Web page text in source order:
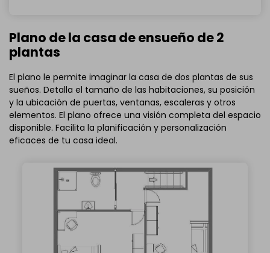
Plano de la casa de ensueño de 2
plantas
El plano le permite imaginar la casa de dos plantas de sus
sueños. Detalla el tamaño de las habitaciones, su posición
y la ubicación de puertas, ventanas, escaleras y otros
elementos. El plano ofrece una visión completa del espacio
disponible. Facilita la planificación y personalización
eficaces de tu casa ideal.